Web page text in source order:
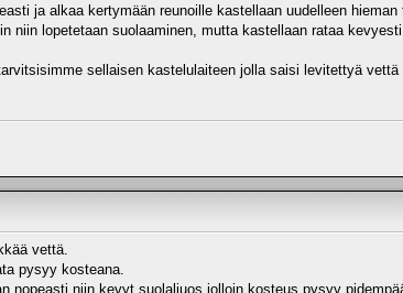
ja alkaa kertymään reunoille kastellaan uudelleen
niin lopetetaan suolaaminen, mutta kastellaan rataa
sellaisen kastelulaiteen jolla saisi levitettyä
vettä.
pysyy kosteana.
nopeasti niin kevyt suolaliuos jolloin kosteus pysyy